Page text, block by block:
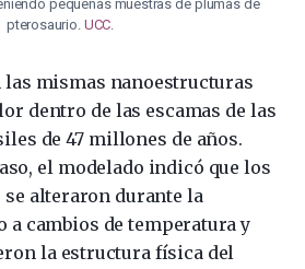
pequeñas muestras de plumas de
pterosaurio. UCC.
mismas nanoestructuras
dentro de las escamas de las
de 47 millones de años.
el modelado indicó que los
alteraron durante la
cambios de temperatura y
la estructura física del